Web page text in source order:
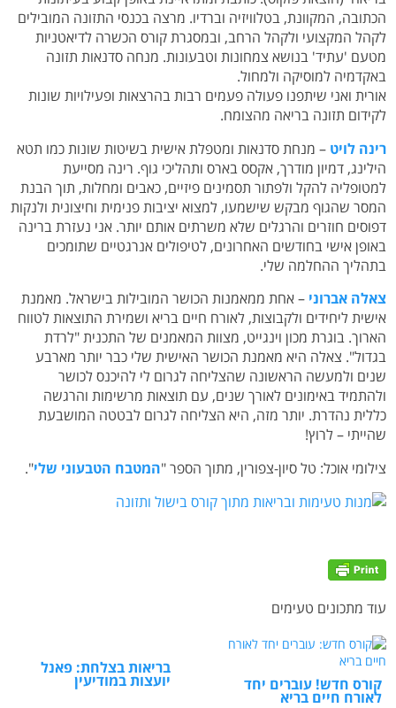
הכתובה, המקוונת, בטלוויזיה וברדיו. מרצה בכנסי התזונה המובילים
לקהל המקצועי ולקהל הרחב, ובמסגרת קורס הכשרה לדיאטניות
מטעם 'עתיד' בנושא צמחונות וטבעונות. מנחה סדנאות תזונה
באקדמיה למוסיקה ולמחול.
אורית ואני שיתפנו פעולה פעמים רבות בהרצאות ופעילויות שונות
לקידום תזונה בריאה מהצומח.
רינה לויט – מנחת סדנאות ומטפלת אישית בשיטות שונות כמו תטא
הילינג, דמיון מודרך, אקסס בארס ותהליכי גוף. רינה מסייעת
למטופליה להקל ולפתור תסמינים פיזיים, כאבים ומחלות, תוך הבנת
המסר שהגוף מבקש שישמעו, למצוא יציבות פנימית וחיצונית ולנקות
דפוסים חוזרים והרגלים שלא משרתים אותם יותר. אני נעזרת ברינה
באופן אישי בחודשים האחרונים, לטיפולים אנרגטיים שתומכים
בתהליך ההחלמה שלי.
צאלה אברוני – אחת ממאמנות הכושר המובילות בישראל. מאמנת
אישית ליחידים ולקבוצות, לאורח חיים בריא ושמירת התוצאות לטווח
הארוך. בוגרת מכון וינגייט, מצוות המאמנים של התכנית "לרדת
בגדול". צאלה היא מאמנת הכושר האישית שלי כבר יותר מארבע
שנים ולמעשה הראשונה שהצליחה לגרום לי להיכנס לכושר
ולהתמיד באימונים לאורך שנים, עם תוצאות מרשימות והרגשה
כללית נהדרת. יותר מזה, היא הצליחה לגרום לבטטה המושבעת
שהייתי – לרוץ!
צילומי אוכל: טל סיון-צפורין, מתוך הספר "המטבח הטבעוני שלי".
עוד מתכונים טעימים
קורס חדש! עוברים יחד
לאורח חיים בריא
בריאות בצלחת: פאנל
יועצות במודיעין